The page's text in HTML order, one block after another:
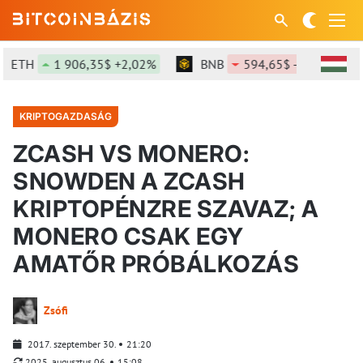
1 906,35$ +2,02% BNB 594,65$ -0,9%
KRIPTOGAZDASÁG
ZCASH VS MONERO:
SNOWDEN A ZCASH
KRIPTOPÉNZRE SZAVAZ; A
MONERO CSAK EGY
AMATŐR PRÓBÁLKOZÁS
Zsófi
2017. szeptember 30.
21:20